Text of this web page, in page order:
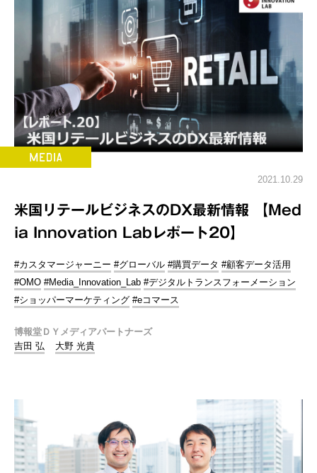
2021.10.29
米国リテールビジネスのDX最新情報 【Med
ia Innovation Labレポート20】
#カスタマージャーニー #グローバル #購買データ #顧客データ活用
#OMO #Media_Innovation_Lab #デジタルトランスフォーメーション
#ショッパーマーケティング #eコマース
博報堂ＤＹメディアパートナーズ
吉田 弘
大野 光貴